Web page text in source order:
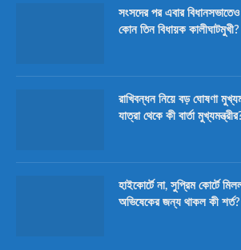
সংসদের পর এবার
কোন তিন বিধায়ক কালীঘাটমুখী?
রাখিবন্ধন নিয়ে বড় ঘোষণা
যাত্রা থেকে কী বার্তা
হাইকোর্টে না, সুপ্রিম কোর্টে
অভিষেকের জন্য থাকল কী শর্ত?